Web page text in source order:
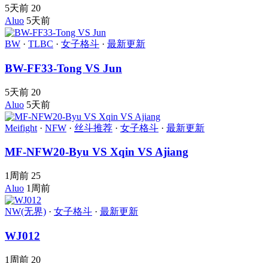
5天前 20
Aluo 5天前
BW · TLBC · 女子格斗 · 最新更新
BW-FF33-Tong VS Jun
5天前 20
Aluo 5天前
Meifight · NFW · 丝斗推荐 · 女子格斗 · 最新更新
MF-NFW20-Byu VS Xqin VS Ajiang
1周前 25
Aluo 1周前
NW(无界) · 女子格斗 · 最新更新
WJ012
1周前 20